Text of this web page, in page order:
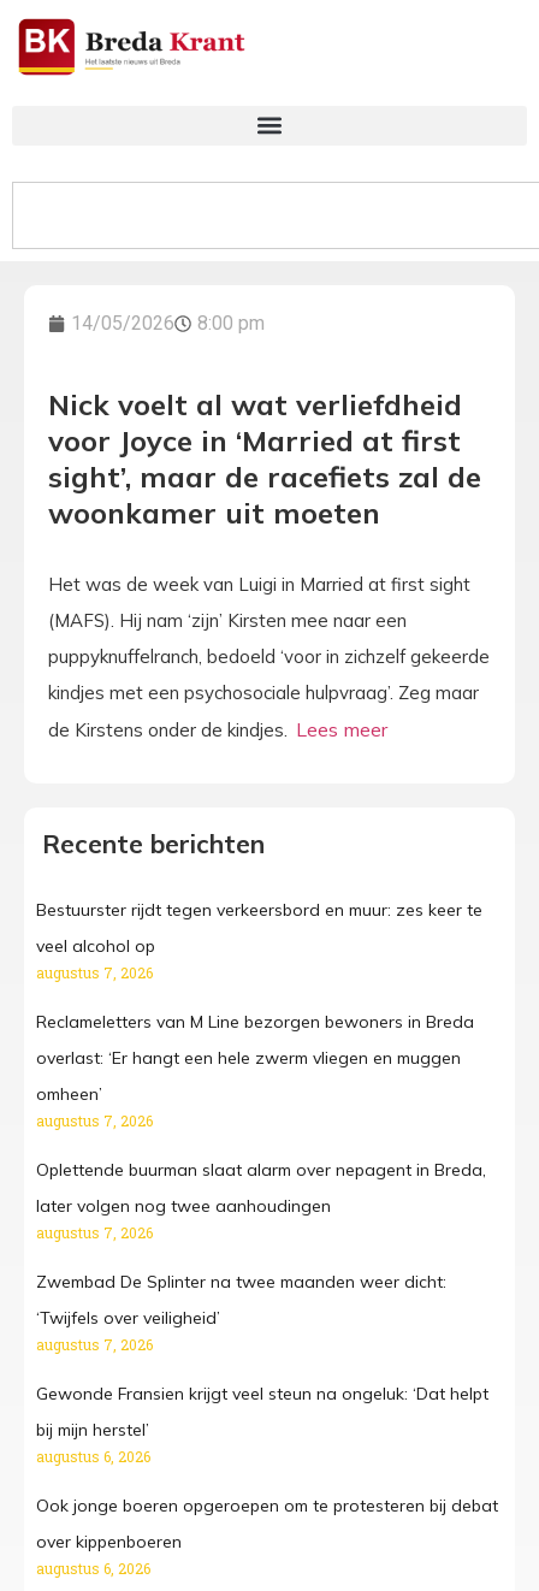
14/05/2026 8:00 pm
Nick voelt al wat verliefdheid
voor Joyce in ‘Married at first
sight’, maar de racefiets zal de
woonkamer uit moeten
Het was de week van Luigi in Married at first sight
(MAFS). Hij nam ‘zijn’ Kirsten mee naar een
puppyknuffelranch, bedoeld ‘voor in zichzelf gekeerde
kindjes met een psychosociale hulpvraag’. Zeg maar
de Kirstens onder de kindjes.
Recente berichten
Bestuurster rijdt tegen verkeersbord en muur: zes keer te
veel alcohol op
augustus 7, 2026
Reclameletters van M Line bezorgen bewoners in Breda
overlast: ‘Er hangt een hele zwerm vliegen en muggen
omheen’
augustus 7, 2026
Oplettende buurman slaat alarm over nepagent in Breda,
later volgen nog twee aanhoudingen
augustus 7, 2026
Zwembad De Splinter na twee maanden weer dicht:
‘Twijfels over veiligheid’
augustus 7, 2026
Gewonde Fransien krijgt veel steun na ongeluk: ‘Dat helpt
bij mijn herstel’
augustus 6, 2026
Ook jonge boeren opgeroepen om te protesteren bij debat
over kippenboeren
augustus 6, 2026